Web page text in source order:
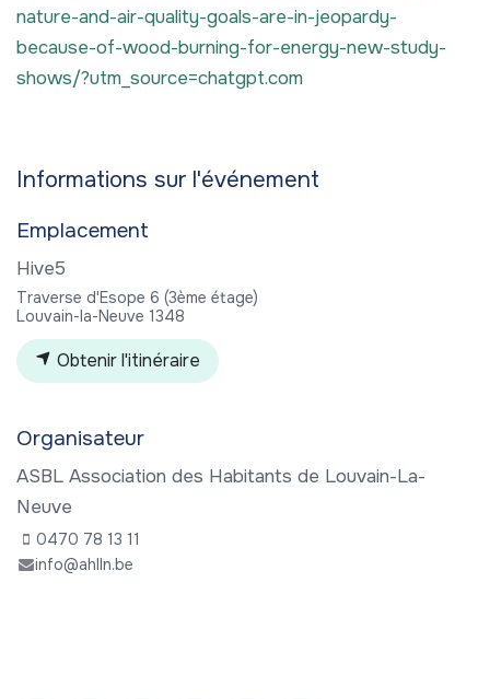
nature-and-air-quality-goals-are-in-jeopardy-
because-of-wood-burning-for-energy-new-study-
shows/?utm_source=chatgpt.com
Informations sur l'événement
Emplacement
Hive5
Traverse d'Esope 6 (3ème étage)
Louvain-la-Neuve 1348
Obtenir l'itinéraire
Organisateur
ASBL Association des Habitants de Louvain-La-
Neuve
0470 78 13 11
info@ahlln.be